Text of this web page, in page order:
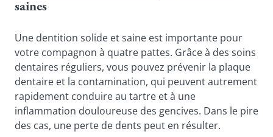
saines
Une dentition solide et saine est importante pour
votre compagnon à quatre pattes. Grâce à des soins
dentaires réguliers, vous pouvez prévenir la plaque
dentaire et la contamination, qui peuvent autrement
rapidement conduire au tartre et à une
inflammation douloureuse des gencives. Dans le pire
des cas, une perte de dents peut en résulter.